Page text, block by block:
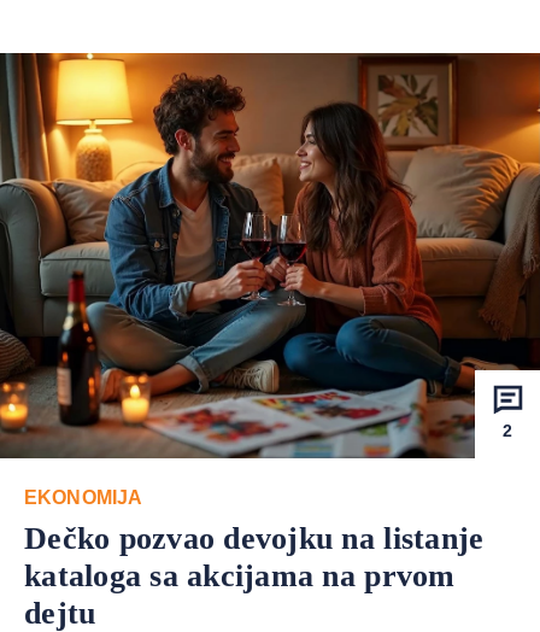
2
EKONOMIJA
Dečko pozvao devojku na listanje
kataloga sa akcijama na prvom
dejtu